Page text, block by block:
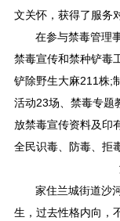
文关怀，获得了服务
在参与禁毒管理
禁毒宣传和禁种铲毒
铲除野生大麻211株;
活动23场、禁毒专题
放禁毒宣传资料及印
全民识毒、防毒、拒
家住兰城街道沙
生，过去性格内向，